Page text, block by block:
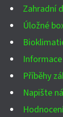
Zahradní
Úložné
Informace
Příběhy
Napište